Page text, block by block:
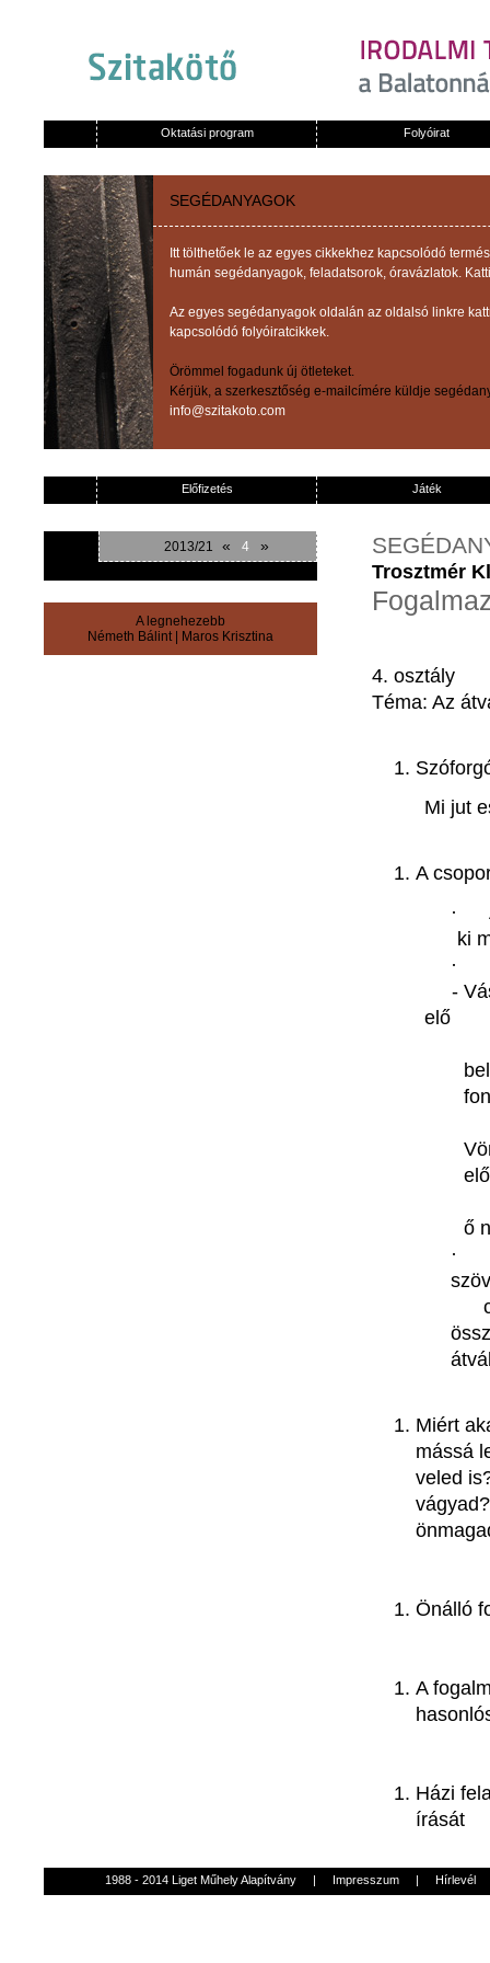
Oktatási program Folyóirat
SEGÉDANYAGOK
Itt tölthetőek le az egyes cikkekhez kapcsolódó
humán segédanyagok, feladatsorok, óravázlatok.
Az egyes segédanyagok oldalán az oldalsó linkre
kapcsolódó folyóiratcikkek.
Örömmel fogadunk új ötleteket.
Kérjük, a szerkesztőség e-mailcímére küldje
info@szitakoto.com
Előfizetés Játék
2013/21 « 4 »
A legnehezebb
Németh Bálint| Maros Krisztina
Trosztmér
4. osztály
Téma: Az
Mi jut
A
·
ki
·
-
elő
ő
·
Miért
mássá
veled
vágyad
Önálló
A
Házi
írását
1988 - 2014 Liget Műhely Alapítvány | Impresszum | Hírlevél